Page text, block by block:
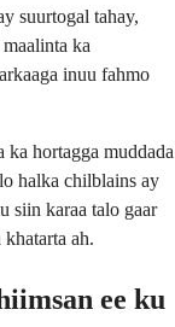
suurtogal tahay,
ka
inuu fahmo
hortagga muddada
halka chilblains ay
siin karaa talo gaar
ah.
ee ku